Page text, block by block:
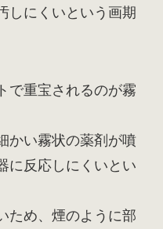
しにくいという画期
で重宝されるのが霧
かい霧状の薬剤が噴
に反応しにくいとい
ため、煙のように部